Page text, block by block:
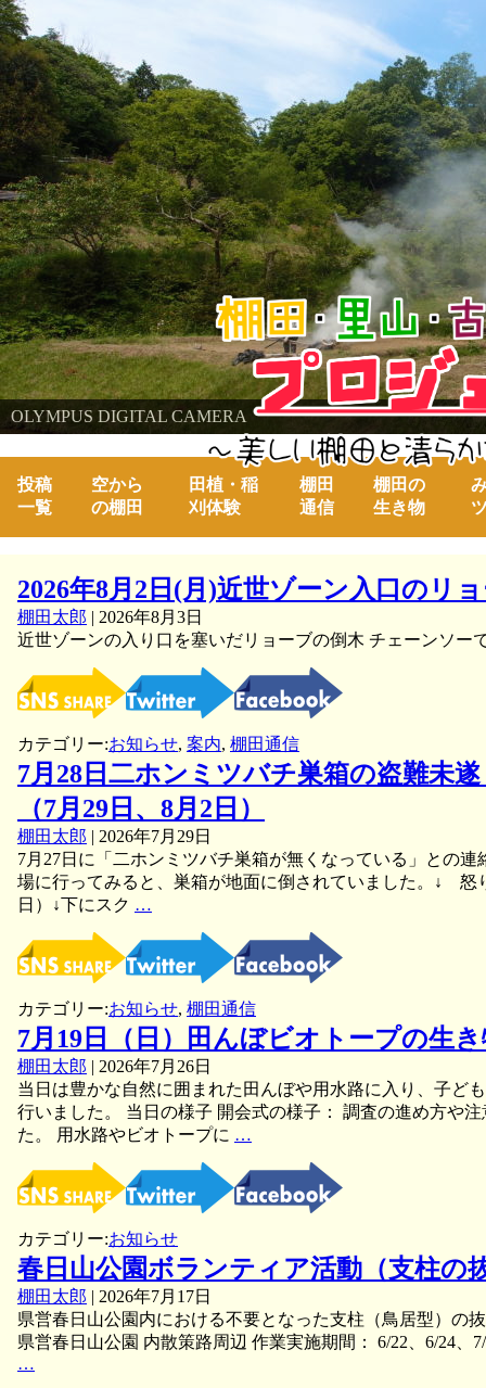
OLYMPUS DIGITAL CAMERA
～美しい棚田の自然と古代米～
棚田・里山・古代米・鮒プロジェクト
投稿
一覧
空から
の棚田
田植・稲
刈体験
棚田
通信
棚田の
生き物
2026年8月2日(月)近世ゾーン入口のリ
棚田太郎 | 2026年8月3日
近世ゾーンの入り口を塞いだリョーブの倒木 チェーンソー
カテゴリー:お知らせ, 案内, 棚田通信
7月28日二ホンミツバチ巣箱の盗難未
（7月29日、8月2日）
棚田太郎 | 2026年7月29日
7月27日に「二ホンミツバチ巣箱が無くなっている」との
場に行ってみると、巣箱が地面に倒されていました。↓
日）↓下にスク …
28
日
ホ
ン
ミ
ツ
バ
チ
巣
箱
の
難
未
遂？
蜂
場
で
カテゴリー:お知らせ, 棚田通信
7月19日（日）田んぼビオトープの生
棚田太郎 | 2026年7月26日
当日は豊かな自然に囲まれた田んぼや用水路に入り、子ど
行いました。 当日の様子 開会式の様子： 調査の進め方や
た。 用水路やビオトープに …
19
日
ん
ぼ
ビ
オ
ト
カテゴリー:お知らせ
春日山公園ボランティア活動（支柱の
棚田太郎 | 2026年7月17日
県営春日山公園内における不要となった支柱（鳥居型）の
県営春日山公園 内散策路周辺 作業実施期間： 6/22、6/24、
…